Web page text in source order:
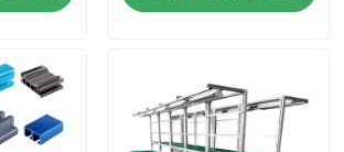
ニウム プロフィール